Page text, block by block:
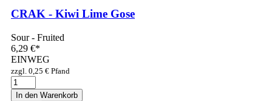
CRAK - Kiwi Lime Gose
Sour - Fruited
6,29 €*
EINWEG
zzgl. 0,25 € Pfand
In den Warenkorb